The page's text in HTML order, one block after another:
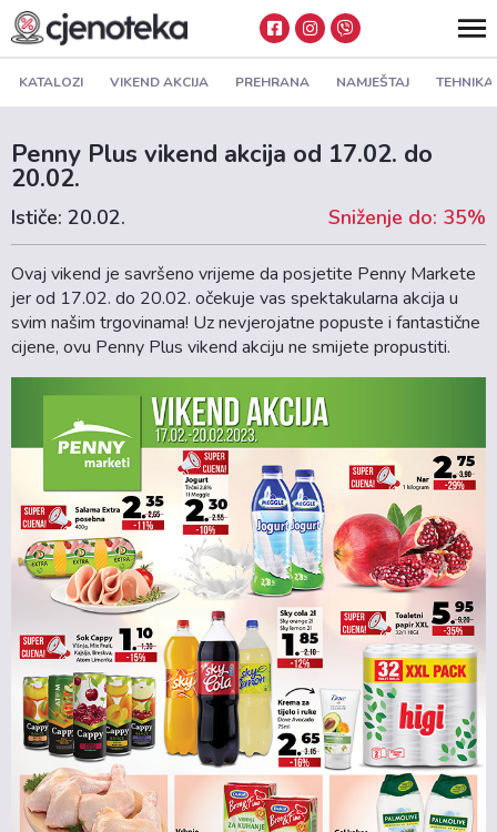
KATALOZI VIKEND AKCIJA PREHRANA NAMJEŠTAJ TEHNIKA
Penny Plus vikend akcija od 17.02. do
20.02.
Ističe: 20.02. Sniženje do: 35%
Ovaj vikend je savršeno vrijeme da posjetite Penny Markete
jer od 17.02. do 20.02. očekuje vas spektakularna akcija u
svim našim trgovinama! Uz nevjerojatne popuste i fantastične
cijene, ovu Penny Plus vikend akciju ne smijete propustiti.